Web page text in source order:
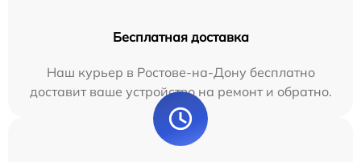
Бесплатная доставка
Наш курьер в Ростове-на-Дону бесплатно
доставит ваше устройство на ремонт и обратно.